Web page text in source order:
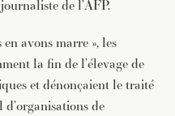
de l’AFP.
avons marre », les
la fin de l’élevage de
et dénonçaient le traité
de